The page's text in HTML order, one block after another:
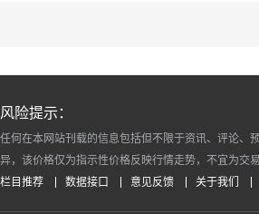
风险提示：
任何在本网站刊载的信息包括但不限于资讯、评论、
异，该价格仅为指示性价格反映行情走势，不宜为交
栏目推荐
数据接口 意见反馈 关于我们